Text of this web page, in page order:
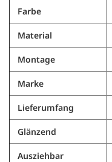
Farbe
Material
Montage
Marke
Lieferumfang
Glänzend
Ausziehbar